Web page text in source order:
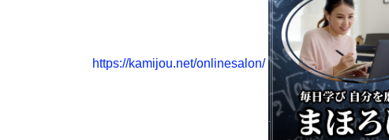
https://kamijou.net/onlinesalon/